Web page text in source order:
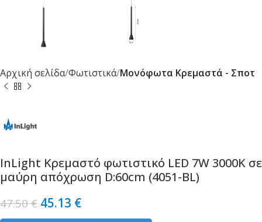
Αρχική σελίδα Φωτιστικά Μονόφωτα Κρεμαστά - Σποτ
InLight Κρεμαστό φωτιστικό LED 7W 3000K σε
μαύρη απόχρωση D:60cm (4051-BL)
47.50€ 45.13 €